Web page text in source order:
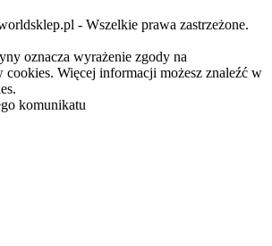
- Wszelkie prawa zastrzeżone.
oznacza wyrażenie zgody na
Więcej informacji możesz znaleźć w
komunikatu